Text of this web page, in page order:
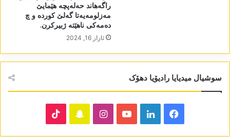
راگەھاند حەلەپچە ھێمایێ
مەزلومەیەتا گەلێ کوردە و چ
دەمەکی ناھێتە ژبیرکرن.
ئازار 16, 2024
سوشیال میدیایا رادیۆیا دھۆک
Facebook
LinkedIn
YouTube
Instagram
Snapchat